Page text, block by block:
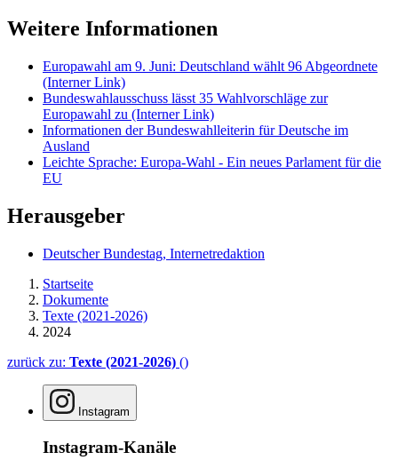
Weitere Informationen
Europawahl am 9. Juni: Deutschland wählt 96 Abgeordnete
(Interner Link)
Bundeswahlausschuss lässt 35 Wahlvorschläge zur
Europawahl zu (Interner Link)
Informationen der Bundeswahlleiterin für Deutsche im
Ausland
Leichte Sprache: Europa-Wahl - Ein neues Parlament für die
EU
Herausgeber
Deutscher Bundestag, Internetredaktion
Startseite
Dokumente
Texte (2021-2026)
2024
zurück zu: Texte (2021-2026) ()
Instagram
Instagram-Kanäle